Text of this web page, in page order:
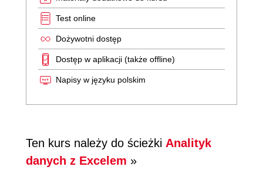
Test online
Dożywotni dostęp
Dostęp w aplikacji (także offline)
Napisy w języku polskim
Ten kurs należy do ścieżki Analityk
danych z Excelem »